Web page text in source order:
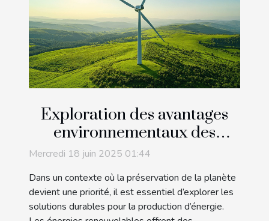
Exploration des avantages
environnementaux des
énergies renouvelables
Mercredi 18 juin 2025 01:44
Dans un contexte où la préservation de la planète
devient une priorité, il est essentiel d’explorer les
solutions durables pour la production d’énergie.